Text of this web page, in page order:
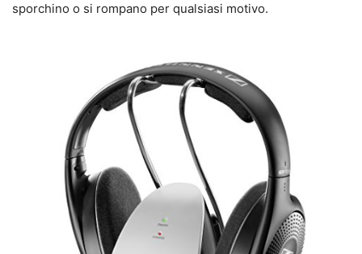
sporchino o si rompano per qualsiasi motivo.